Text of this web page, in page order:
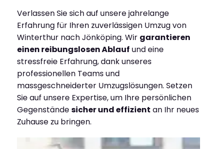
Verlassen Sie sich auf unsere jahrelange
Erfahrung für Ihren zuverlässigen Umzug von
Winterthur nach Jönköping. Wir garantieren
einen reibungslosen Ablauf und eine
stressfreie Erfahrung, dank unseres
professionellen Teams und
massgeschneiderter Umzugslösungen. Setzen
Sie auf unsere Expertise, um Ihre persönlichen
Gegenständesicher und effizient an Ihr neues
Zuhause zu bringen.